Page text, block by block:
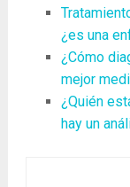
¿es una
¿Cómo
mejor
¿Quién
hay un